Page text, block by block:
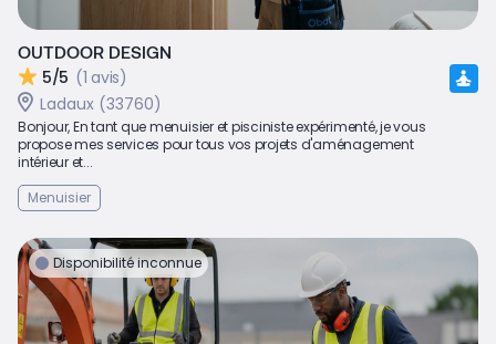
OUTDOOR DESIGN
5/5 (1 avis)
Ladaux (33760)
Bonjour, En tant que menuisier et pisciniste expérimenté, je vous
propose mes services pour tous vos projets d'aménagement
intérieur et...
Menuisier
Disponibilité inconnue